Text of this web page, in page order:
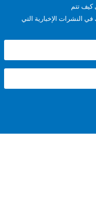
الإخبارية التي